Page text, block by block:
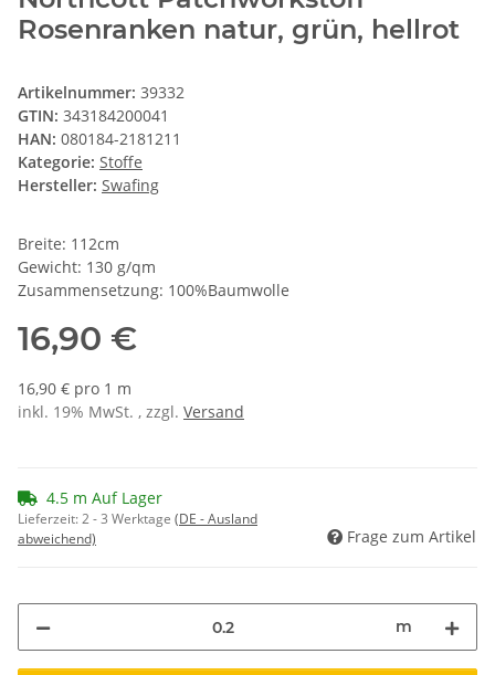
Rosenranken natur, grün, hellrot
Artikelnummer: 39332
GTIN: 343184200041
HAN: 080184-2181211
Kategorie: Stoffe
Hersteller: Swafing
Breite: 112cm
Gewicht: 130 g/qm
Zusammensetzung: 100%Baumwolle
16,90 €
16,90 € pro 1 m
inkl. 19% MwSt. , zzgl. Versand
4.5 m Auf Lager
Lieferzeit:2 - 3 Werktage (DE - Ausland
abweichend)
Frage zum Artikel
m